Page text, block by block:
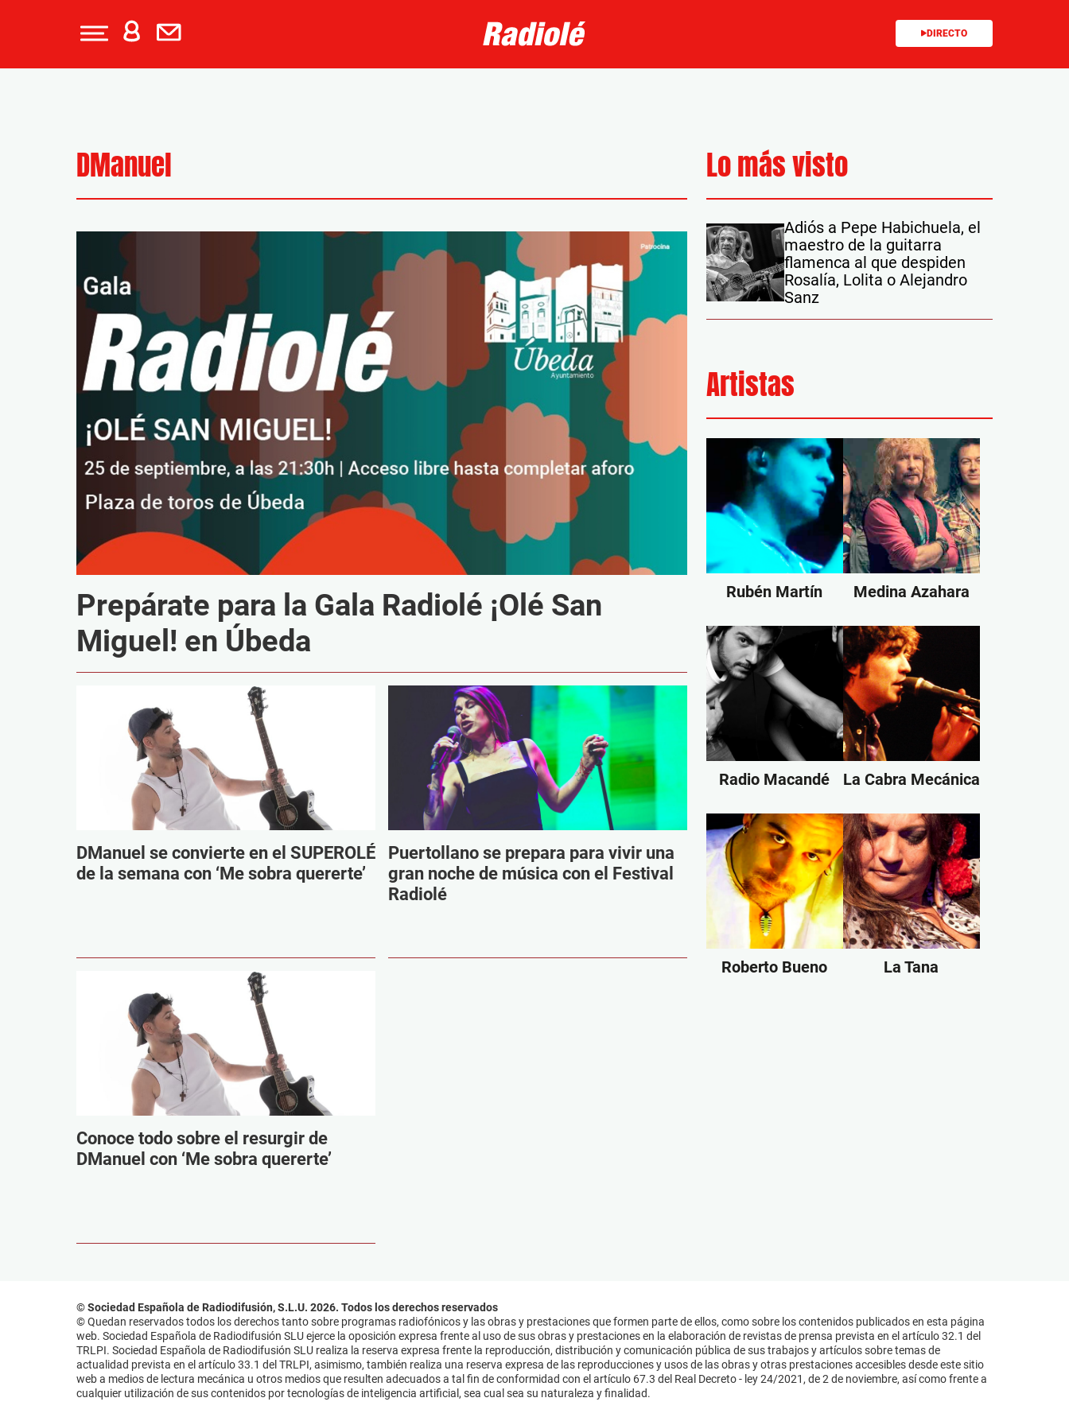
DIRECTO
DManuel
Prepárate para la Gala Radiolé ¡Olé San
Miguel! en Úbeda
DManuel se convierte en el SUPEROLÉ
de la semana con ‘Me sobra quererte’
Puertollano se prepara para vivir una
gran noche de música con el Festival
Radiolé
Conoce todo sobre el resurgir de
DManuel con ‘Me sobra quererte’
Lo más visto
Adiós a Pepe Habichuela, el
maestro de la guitarra
flamenca al que despiden
Rosalía, Lolita o Alejandro
Sanz
Artistas
Rubén Martín Medina Azahara
Radio Macandé La Cabra Mecánica
Roberto Bueno La Tana
© Sociedad Española de Radiodifusión, S.L.U. 2026. Todos los derechos reservados
© Quedan reservados todos los derechos tanto sobre programas radiofónicos y las obras y prestaciones que formen parte de ellos, como sobre los contenidos publicados en esta página
web. Sociedad Española de Radiodifusión SLU ejerce la oposición expresa frente al uso de sus obras y prestaciones en la elaboración de revistas de prensa prevista en el artículo 32.1 del
TRLPI. Sociedad Española de Radiodifusión SLU realiza la reserva expresa frente la reproducción, distribución y comunicación pública de sus trabajos y artículos sobre temas de
actualidad prevista en el artículo 33.1 del TRLPI, asimismo, también realiza una reserva expresa de las reproducciones y usos de las obras y otras prestaciones accesibles desde este sitio
web a medios de lectura mecánica u otros medios que resulten adecuados a tal fin de conformidad con el artículo 67.3 del Real Decreto - ley 24/2021, de 2 de noviembre, así como frente a
cualquier utilización de sus contenidos por tecnologías de inteligencia artificial, sea cual sea su naturaleza y finalidad.